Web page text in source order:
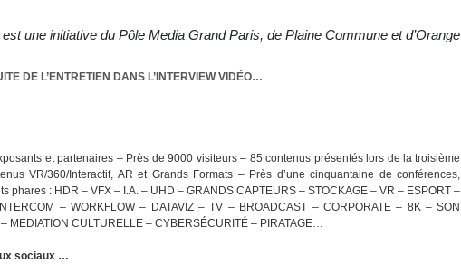
une initiative du Pôle Media Grand Paris, de Plaine Commune et d’Orange
DE L’ENTRETIEN DANS L’INTERVIEW VIDÉO…
et partenaires – Près de 9000 visiteurs – 85 contenus présentés lors de la troisième
VR/360/Interactif, AR et Grands Formats – Près d’une cinquantaine de conférences,
phares : HDR – VFX – I.A. – UHD – GRANDS CAPTEURS – STOCKAGE – VR – ESPORT –
– WORKFLOW – DATAVIZ – TV – BROADCAST – CORPORATE – 8K – SON
MEDIATION CULTURELLE – CYBERSÉCURITÉ – PIRATAGE…
sociaux …